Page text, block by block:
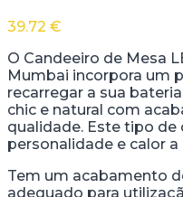
39.72 €
O Candeeiro de Mesa
Mumbai incorpora um
recarregar a sua
chic e natural com
qualidade. Este tipo de
personalidade e calor
Tem um acabamento
adequado para